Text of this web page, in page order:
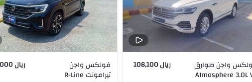
واجن طوارق
Atmosphere 3.0L
ريال 108,100 فولكس واجن
تيرامونت R-Line
ريال 159,000